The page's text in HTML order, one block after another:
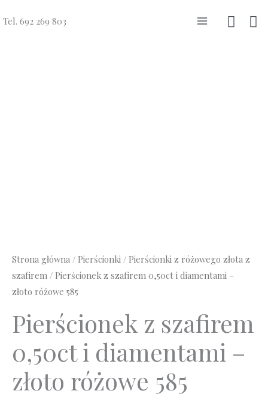
do
Tel. 692 269 803
Strona główna / Pierścionki / Pierścionki z różowego złota z
szafirem / Pierścionek z szafirem 0,50ct i diamentami –
złoto różowe 585
Pierścionek z szafirem
0,50ct i diamentami –
złoto różowe 585